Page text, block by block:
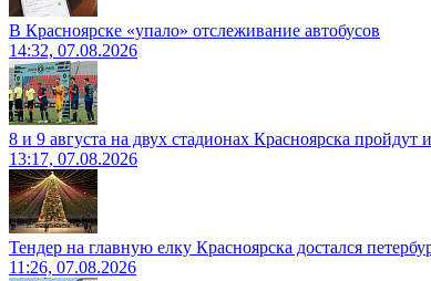
В Красноярске «упало» отслеживание автобусов
14:32, 07.08.2026
8 и 9 августа на двух стадионах Красноярска
13:17, 07.08.2026
Тендер на главную елку Красноярска достался
11:26, 07.08.2026